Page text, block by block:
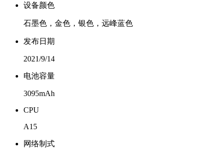
设备颜色
石墨色，金色，银色，远峰蓝色
发布日期
2021/9/14
电池容量
3095mAh
CPU
A15
网络制式